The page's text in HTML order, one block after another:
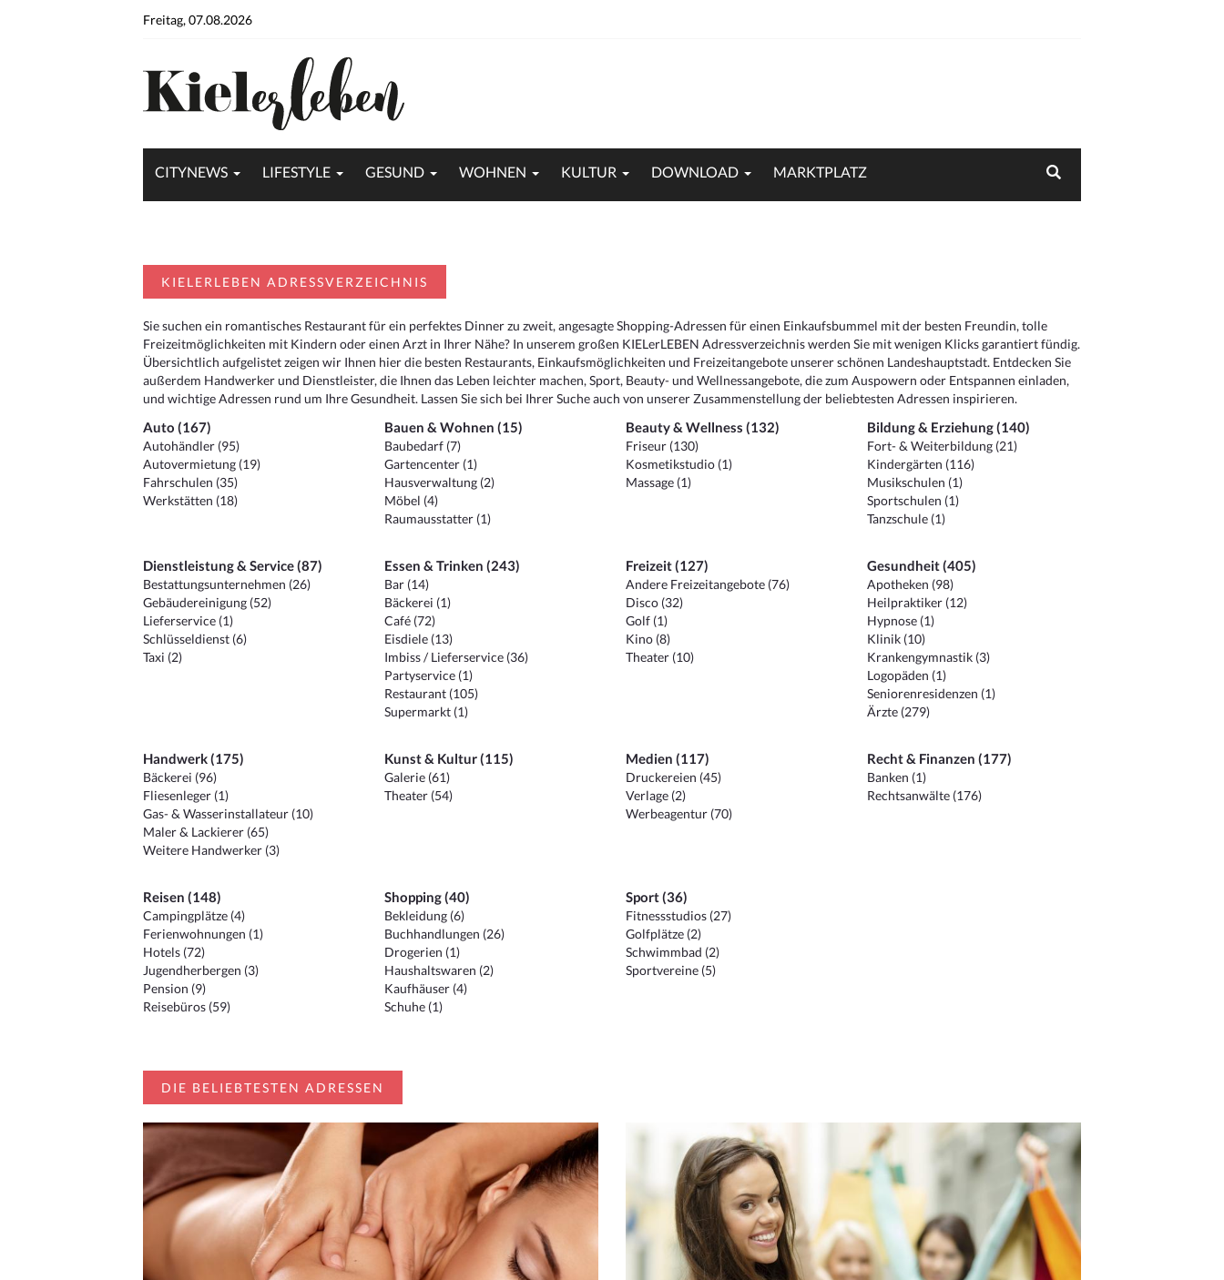
Freitag, 07.08.2026
CITYNEWS LIFESTYLE GESUND WOHNEN KULTUR DOWNLOAD MARKTPLATZ
KIELERLEBEN ADRESSVERZEICHNIS
Sie suchen ein romantisches Restaurant für ein perfektes Dinner zu zweit, angesagte Shopping-Adressen für einen Einkaufsbummel mit der besten Freundin, tolle
Freizeitmöglichkeiten mit Kindern oder einen Arzt in Ihrer Nähe? In unserem großen KIELerLEBEN Adressverzeichnis werden Sie mit wenigen Klicks garantiert fündig.
Übersichtlich aufgelistet zeigen wir Ihnen hier die besten Restaurants, Einkaufsmöglichkeiten und Freizeitangebote unserer schönen Landeshauptstadt. Entdecken Sie
außerdem Handwerker und Dienstleister, die Ihnen das Leben leichter machen, Sport, Beauty- und Wellnessangebote, die zum Auspowern oder Entspannen einladen,
und wichtige Adressen rund um Ihre Gesundheit. Lassen Sie sich bei Ihrer Suche auch von unserer Zusammenstellung der beliebtesten Adressen inspirieren.
Auto (167)
Autohändler (95)
Autovermietung (19)
Fahrschulen (35)
Werkstätten (18)
Bauen & Wohnen (15)
Baubedarf (7)
Gartencenter (1)
Hausverwaltung (2)
Möbel (4)
Raumausstatter (1)
Beauty & Wellness (132)
Friseur (130)
Kosmetikstudio (1)
Massage (1)
Bildung & Erziehung (140)
Fort- & Weiterbildung (21)
Kindergärten (116)
Musikschulen (1)
Sportschulen (1)
Tanzschule (1)
Dienstleistung & Service (87)
Bestattungsunternehmen (26)
Gebäudereinigung (52)
Lieferservice (1)
Schlüsseldienst (6)
Taxi (2)
Essen & Trinken (243)
Bar (14)
Bäckerei (1)
Café (72)
Eisdiele (13)
Imbiss / Lieferservice (36)
Partyservice (1)
Restaurant (105)
Supermarkt (1)
Freizeit (127)
Andere Freizeitangebote (76)
Disco (32)
Golf (1)
Kino (8)
Theater (10)
Gesundheit (405)
Apotheken (98)
Heilpraktiker (12)
Hypnose (1)
Klinik (10)
Krankengymnastik (3)
Logopäden (1)
Seniorenresidenzen (1)
Ärzte (279)
Handwerk (175)
Bäckerei (96)
Fliesenleger (1)
Gas- & Wasserinstallateur (10)
Maler & Lackierer (65)
Weitere Handwerker (3)
Kunst & Kultur (115)
Galerie (61)
Theater (54)
Medien (117)
Druckereien (45)
Verlage (2)
Werbeagentur (70)
Recht & Finanzen (177)
Banken (1)
Rechtsanwälte (176)
Reisen (148)
Campingplätze (4)
Ferienwohnungen (1)
Hotels (72)
Jugendherbergen (3)
Pension (9)
Reisebüros (59)
Shopping (40)
Bekleidung (6)
Buchhandlungen (26)
Drogerien (1)
Haushaltswaren (2)
Kaufhäuser (4)
Schuhe (1)
Sport (36)
Fitnessstudios (27)
Golfplätze (2)
Schwimmbad (2)
Sportvereine (5)
DIE BELIEBTESTEN ADRESSEN